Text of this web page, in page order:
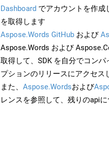
Dashboard でアカウントを作成
を取得します
Aspose.Words GitHub および
Aspose.Words および
取得して、SDK を自分でコン
プションのリリースにアクセス
また、 Aspose.Wordsおよび
レンスを参照して、残りのapi